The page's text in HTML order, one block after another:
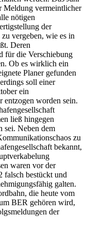
Meldung vermeintlicher
nötigen
der
vergeben, wie es in
Deren
für die Verschiebung
Ob es wirklich ein
Planer gefunden
soll einer
ein
entzogen worden sein.
ließ hingegen
sei. Neben dem
zu
bekannt,
waren vor der
falsch bestückt und
galten.
die heute vom
BER gehören wird,
der